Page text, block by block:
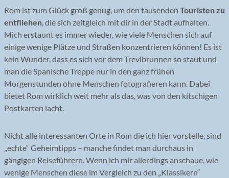
Rom ist zum Glück groß genug, um den tausenden Touristen zu
entfliehen, die sich zeitgleich mit dir in der Stadt aufhalten.
Mich erstaunt es immer wieder, wie viele Menschen sich auf
einige wenige Plätze und Straßen konzentrieren können! Es ist
kein Wunder, dass es sich vor dem Trevibrunnen so staut und
man die Spanische Treppe nur in den ganz frühen
Morgenstunden ohne Menschen fotografieren kann. Dabei
bietet Rom wirklich weit mehr als das, was von den kitschigen
Postkarten lacht.
Nicht alle interessanten Orte in Rom die ich hier vorstelle, sind
„echte“ Geheimtipps – manche findet man durchaus in
gängigen Reiseführern. Wenn ich mir allerdings anschaue, wie
wenige Menschen diese im Vergleich zu den „Klassikern“